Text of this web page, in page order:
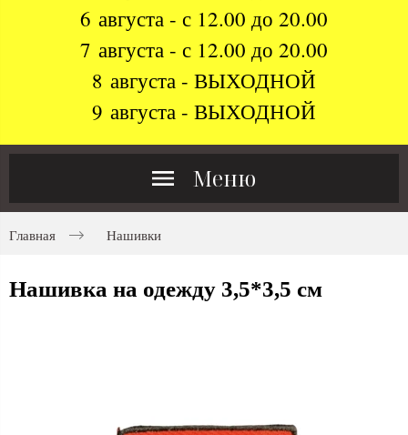
6 августа - с 12.00 до 20.00
7 августа - с 12.00 до 20.00
8 августа - ВЫХОДНОЙ
9 августа - ВЫХОДНОЙ
Меню
Главная Нашивки
Нашивка на одежду 3,5*3,5 см